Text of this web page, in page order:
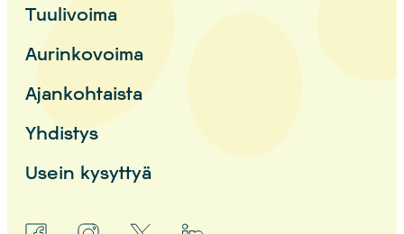
Tuulivoima
Aurinkovoima
Ajankohtaista
Yhdistys
Usein kysyttyä